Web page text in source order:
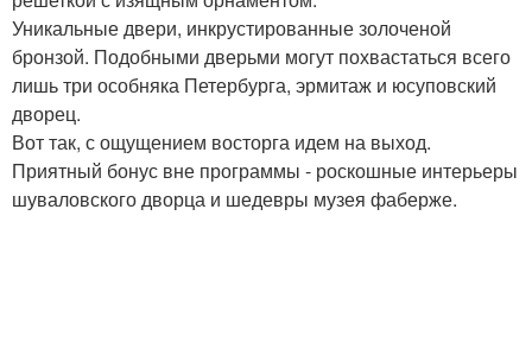
Уникальные двери, инкрустированные золоченой
бронзой. Подобными дверьми могут похвастаться всего
лишь три особняка Петербурга, эрмитаж и юсуповский
дворец.
Вот так, с ощущением восторга идем на выход.
Приятный бонус вне программы - роскошные интерьеры
шуваловского дворца и шедевры музея фаберже.